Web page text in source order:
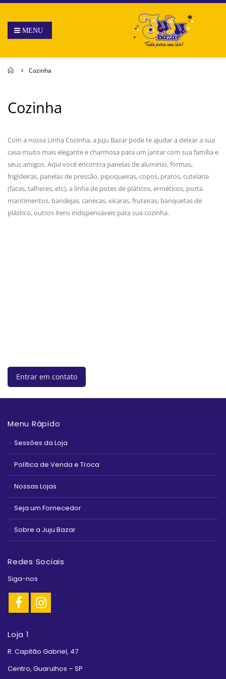
Home
Cozinha
Cozinha
Com a nossa Linha Cozinha, a Juju Bazar pode te ajudar a deixar a sua
casa muito mais elegante e charmosa para um jantar com sua família e
seus amigos. Aqui você encontra panelas de alumínio, formas,
frigideiras, panelas de pressão, pipoqueiras, copos, pratos, cutelaria
(facas, talheres, etc), a linha de potes de pláticos, erméticos, porta
mantimentos, bandejas, canecas, xícaras, fruteiras, banquetas de
plástico, outros itens indispensáveis para sua cozinha.
Entrar em contato
Menu Rápido
Sessões da Loja
Política de Venda e Troca
Nossas Lojas
Seja um Fornecedor
Sobre a Juju Bazar
Redes Sociais
Siga-nos
Loja 1
R. Capitão Gabriel, 47
Centro, Guarulhos – SP